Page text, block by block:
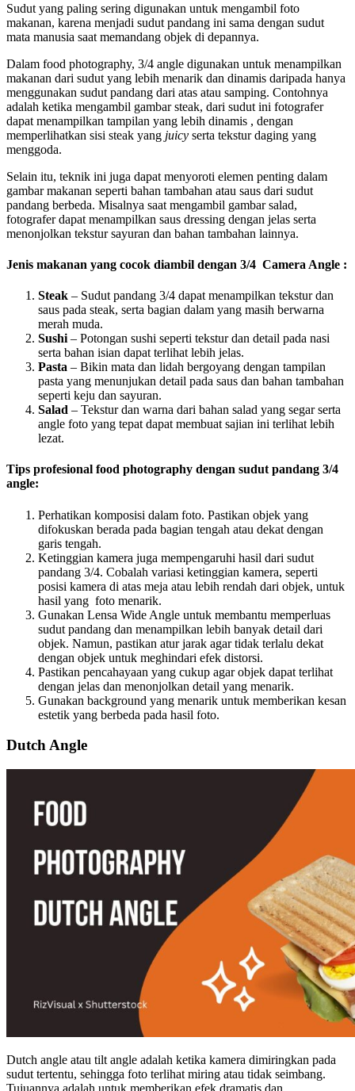
Sudut yang paling sering digunakan untuk mengambil foto
makanan, karena menjadi sudut pandang ini sama dengan sudut
mata manusia saat memandang objek di depannya.
Dalam food photography, 3/4 angle digunakan untuk menampilkan
makanan dari sudut yang lebih menarik dan dinamis daripada hanya
menggunakan sudut pandang dari atas atau samping. Contohnya
adalah ketika mengambil gambar steak, dari sudut ini fotografer
dapat menampilkan tampilan yang lebih dinamis , dengan
memperlihatkan sisi steak yang juicy serta tekstur daging yang
menggoda.
Selain itu, teknik ini juga dapat menyoroti elemen penting dalam
gambar makanan seperti bahan tambahan atau saus dari sudut
pandang berbeda. Misalnya saat mengambil gambar salad,
fotografer dapat menampilkan saus dressing dengan jelas serta
menonjolkan tekstur sayuran dan bahan tambahan lainnya.
Jenis makanan yang cocok diambil dengan 3/4 Camera Angle :
Steak – Sudut pandang 3/4 dapat menampilkan tekstur dan
saus pada steak, serta bagian dalam yang masih berwarna
merah muda.
Sushi – Potongan sushi seperti tekstur dan detail pada nasi
serta bahan isian dapat terlihat lebih jelas.
Pasta – Bikin mata dan lidah bergoyang dengan tampilan
pasta yang menunjukan detail pada saus dan bahan tambahan
seperti keju dan sayuran.
Salad – Tekstur dan warna dari bahan salad yang segar serta
angle foto yang tepat dapat membuat sajian ini terlihat lebih
lezat.
Tips profesional food photography dengan sudut pandang 3/4
angle:
Perhatikan komposisi dalam foto. Pastikan objek yang
difokuskan berada pada bagian tengah atau dekat dengan
garis tengah.
Ketinggian kamera juga mempengaruhi hasil dari sudut
pandang 3/4. Cobalah variasi ketinggian kamera, seperti
posisi kamera di atas meja atau lebih rendah dari objek, untuk
hasil yang foto menarik.
Gunakan Lensa Wide Angle untuk membantu memperluas
sudut pandang dan menampilkan lebih banyak detail dari
objek. Namun, pastikan atur jarak agar tidak terlalu dekat
dengan objek untuk meghindari efek distorsi.
Pastikan pencahayaan yang cukup agar objek dapat terlihat
dengan jelas dan menonjolkan detail yang menarik.
Gunakan background yang menarik untuk memberikan kesan
estetik yang berbeda pada hasil foto.
Dutch Angle
Dutch angle atau tilt angle adalah ketika kamera dimiringkan pada
sudut tertentu, sehingga foto terlihat miring atau tidak seimbang.